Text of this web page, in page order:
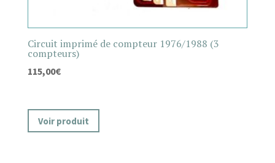
Circuit imprimé de compteur 1976/1988 (3
compteurs)
115,00€
Voir produit